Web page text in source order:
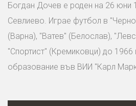
Богдан Дочев е роден на 26 юни
Севлиево. Играе футбол в
(Варна), "Ватев" (Белослав),
"Спортист" (Кремиковци) до
образование във ВИИ "Карл